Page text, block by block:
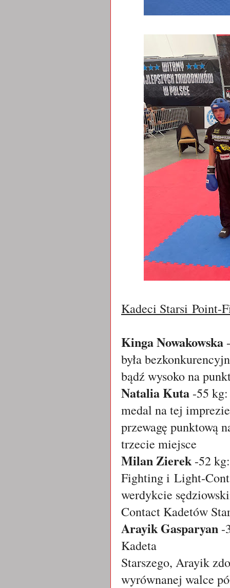
Kadeci Starsi Point-
Kinga Nowakowska
była
bądź wysoko na
Natalia Kuta -55
medal na tej
przewagę punktową
trzecie miejsce
Milan Zierek -52
Fighting i Light-
werdykcie
Contact Kadetów
Arayik Gasparyan -
Kadeta
Starszego, Arayik
wyrównanej walce